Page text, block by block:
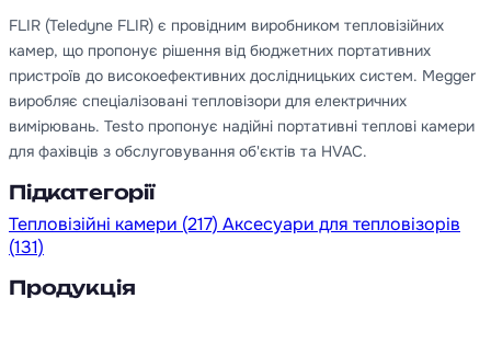
FLIR (Teledyne FLIR) є провідним виробником тепловізійних
камер, що пропонує рішення від бюджетних портативних
пристроїв до високоефективних дослідницьких систем. Megger
виробляє спеціалізовані тепловізори для електричних
вимірювань. Testo пропонує надійні портативні теплові камери
для фахівців з обслуговування об'єктів та HVAC.
Підкатегорії
Тепловізійні камери (217) Аксесуари для тепловізорів
(131)
Продукція